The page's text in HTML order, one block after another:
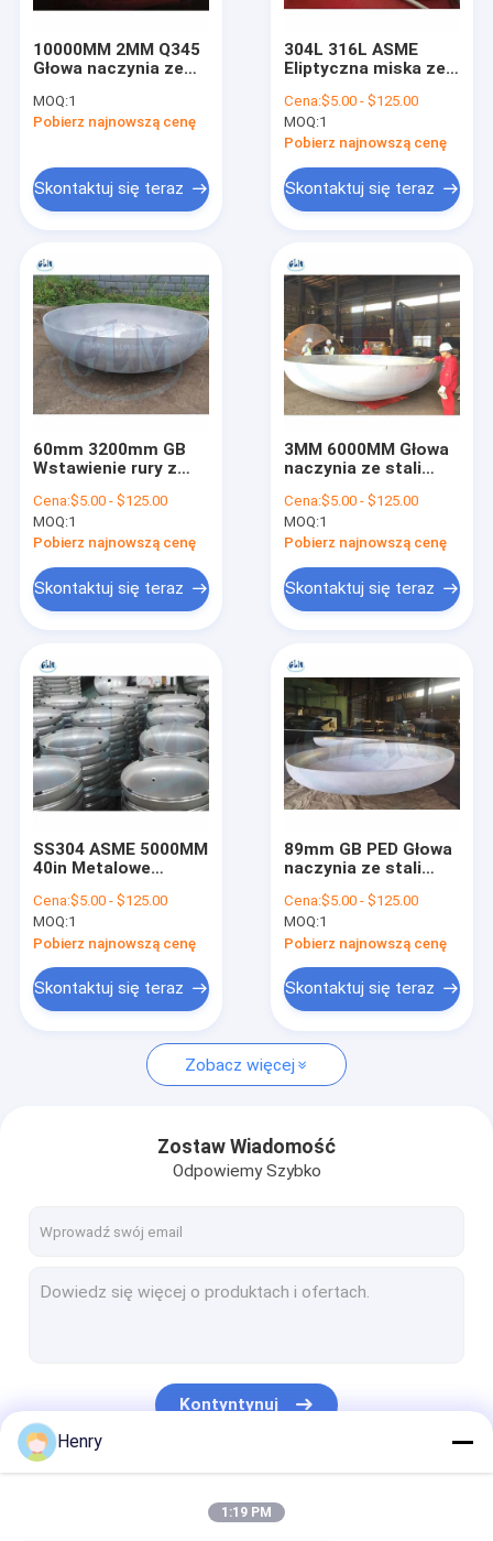
Ellipsoidalne końcowe naczynie
Głowice z stali węglowej
Głowa półeliptyczna
Głowy zbiorników stożkowych
Głowy kuliste
Głowa płaska
10000MM 2MM Q345
Głowa naczynia ze
Głowa naczynia z
stali węglowej Głowa
MOQ:1
Pobierz najnowszą cenę
Skontaktuj się teraz
304L 316L ASME
Eliptyczna miska ze
Rozmiary głowy miski
Eliptyczna miska
Cena:$5.00 - $125.00
MOQ:1
Pobierz najnowszą cenę
Skontaktuj się teraz
60mm 3200mm GB
Wstawienie rury z
Głowy zbiornika
Cena:$5.00 - $125.00
MOQ:1
Pobierz najnowszą cenę
Skontaktuj się teraz
3MM 6000MM Głowa
naczynia ze stali
Głowa zbiornika
półellipsoidalnego
Cena:$5.00 - $125.00
MOQ:1
Pobierz najnowszą cenę
Skontaktuj się teraz
SS304 ASME 5000MM
40in Metalowe
zbiornika
Cena:$5.00 - $125.00
MOQ:1
Pobierz najnowszą cenę
Skontaktuj się teraz
89mm GB PED Głowa
naczynia ze stali
ciśnieniowe
Cena:$5.00 - $125.00
MOQ:1
Pobierz najnowszą cenę
Skontaktuj się teraz
Zobacz więcej
Zostaw Wiadomość
Odpowiemy Szybko
Kontyntynuj
Henry
1:19 PM